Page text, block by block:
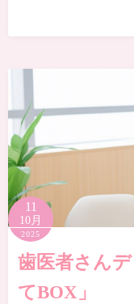
11
10月
2025
歯医者さん
てBOX」